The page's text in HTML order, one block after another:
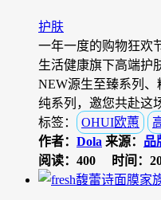
护肤
一年一度的购物狂欢
生活健康旗下高端护
NEW源生至臻系列
纯系列，邀您共赴这
标签：
OHUI欧蕙
作者： Dola 来源： 品
阅读：400
时间：